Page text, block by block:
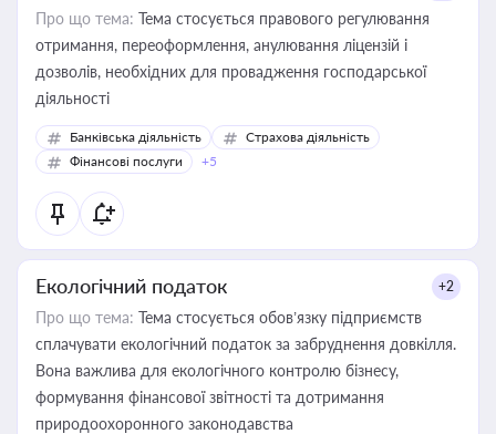
Про що тема: Тема стосується правового регулювання
отримання, переоформлення, анулювання ліцензій і
дозволів, необхідних для провадження господарської
діяльності
Банківська діяльність
Страхова діяльність
Фінансові послуги
+5
Екологічний податок +2
Про що тема: Тема стосується обов’язку підприємств
сплачувати екологічний податок за забруднення довкілля.
Вона важлива для екологічного контролю бізнесу,
формування фінансової звітності та дотримання
природоохоронного законодавства